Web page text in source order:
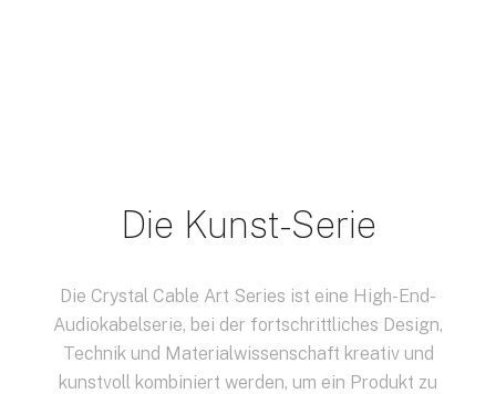
Die Kunst-Serie
Die Crystal Cable Art Series ist eine High-End-
Audiokabelserie, bei der fortschrittliches Design,
Technik und Materialwissenschaft kreativ und
kunstvoll kombiniert werden, um ein Produkt zu